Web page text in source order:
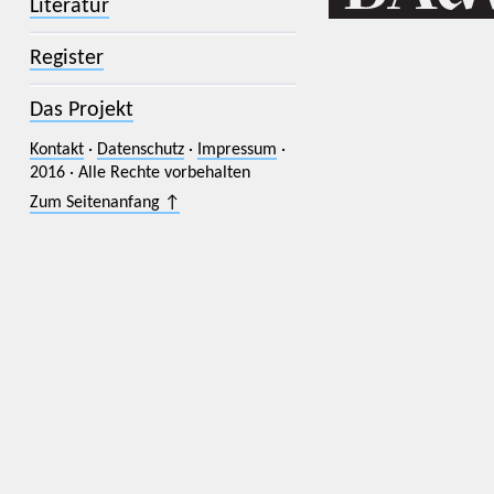
Literatur
Register
Das Projekt
Kontakt· Datenschutz· Impressum ·
2016 · Alle Rechte vorbehalten
Zum Seitenanfang ↑